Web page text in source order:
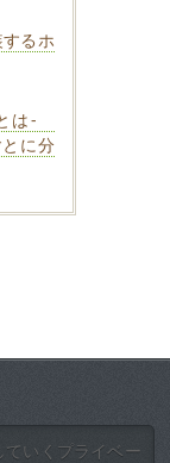
るホ
は-
に分
ていくプライベー